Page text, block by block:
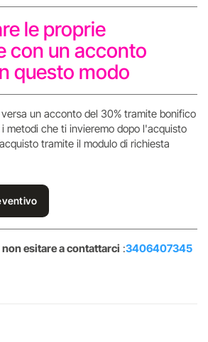
le proprie
con un acconto
questo modo
un acconto del 30% tramite bonifico
metodi che ti invieremo dopo l'acquisto
tramite il modulo di richiesta
esitare a contattarci :3406407345